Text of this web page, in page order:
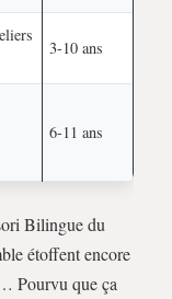
3-10 ans
6-11 ans
Bilingue du
étoffent encore
Pourvu que ça